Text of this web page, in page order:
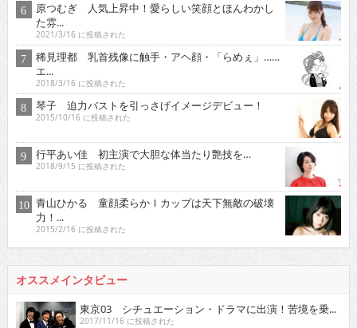
原つむぎ 人気上昇中！愛らしい笑顔とほんわかし
た雰...
2021/3/16 に投稿された
稀見理都 乳首残像に触手・アヘ顔・「らめぇ」……
エ...
2018/3/16 に投稿された
琴子 迫力バストを引っさげイメージデビュー！
2015/10/16 に投稿された
行平あい佳 初主演で大胆な体当たり艶技を…
2018/9/15 に投稿された
青山ひかる 童顔柔らかＩカップは天下無敵の破壊
力！...
2015/2/16 に投稿された
オススメインタビュー
東京03 シチュエーション・ドラマに出演！苦境を乗...
2017/11/16 に投稿された